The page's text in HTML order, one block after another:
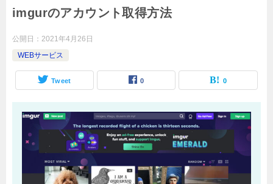
imgurのアカウント取得方法
公開日： 2021年4月26日
WEBサービス
Tweet 0 0